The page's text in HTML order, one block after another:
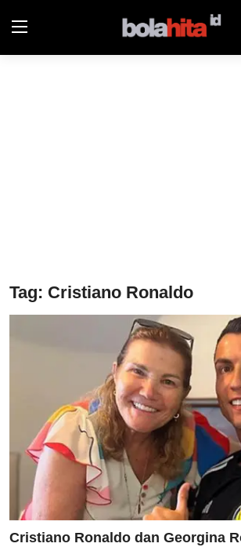
Futsalhita
Contact
Pedoman Media Siber
Tag: Cristiano Ronaldo
Cristiano Ronaldo dan Georgina